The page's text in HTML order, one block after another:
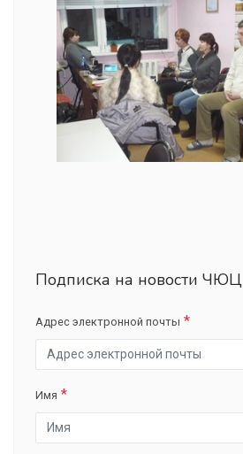
Подписка на новости ЧЮЦ
Адрес электронной почты
Имя